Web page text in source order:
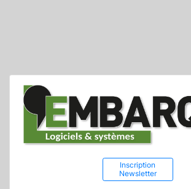
Inscription
Newsletter